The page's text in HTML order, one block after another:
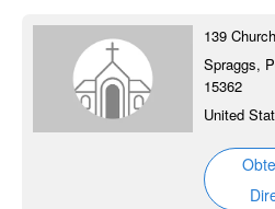
139
Spraggs,
15362
United